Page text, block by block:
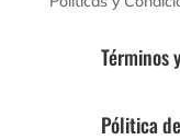
Términos
Pólitica